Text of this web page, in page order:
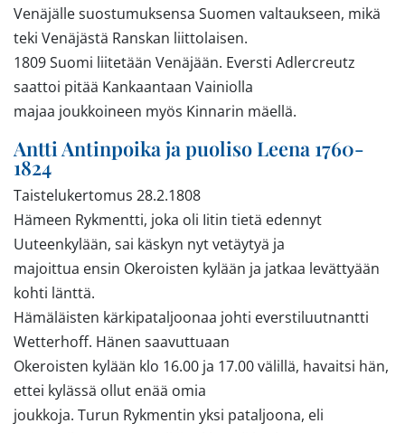
Venäjälle suostumuksensa Suomen valtaukseen, mikä
teki Venäjästä Ranskan liittolaisen.
1809 Suomi liitetään Venäjään. Eversti Adlercreutz
saattoi pitää Kankaantaan Vainiolla
majaa joukkoineen myös Kinnarin mäellä.
Antti Antinpoika ja puoliso Leena 1760-
1824
Taistelukertomus 28.2.1808
Hämeen Rykmentti, joka oli Iitin tietä edennyt
Uuteenkylään, sai käskyn nyt vetäytyä ja
majoittua ensin Okeroisten kylään ja jatkaa levättyään
kohti länttä.
Hämäläisten kärkipataljoonaa johti everstiluutnantti
Wetterhoff. Hänen saavuttuaan
Okeroisten kylään klo 16.00 ja 17.00 välillä, havaitsi hän,
ettei kylässä ollut enää omia
joukkoja. Turun Rykmentin yksi pataljoona, eli